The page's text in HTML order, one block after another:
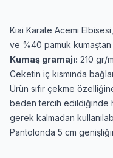
Kiai Karate Acemi
ve %40 pamuk kumaştan
Kumaş gramajı: 210 gr/
Ceketin iç kısmında
Ürün sıfır çekme
beden tercih edildiğinde
gerek kalmadan
Pantolonda 5 cm